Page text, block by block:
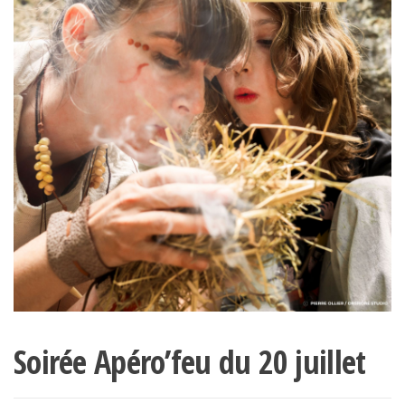
Soirée Apéro’feu du 20 juillet